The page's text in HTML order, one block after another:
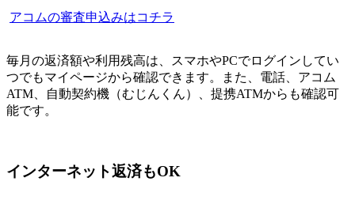
アコムの審査申込みはコチラ
毎月の返済額や利用残高は、スマホやPCでログインしてい
つでもマイページから確認できます。また、電話、アコム
ATM、自動契約機（むじんくん）、提携ATMからも確認可
能です。
インターネット返済もOK